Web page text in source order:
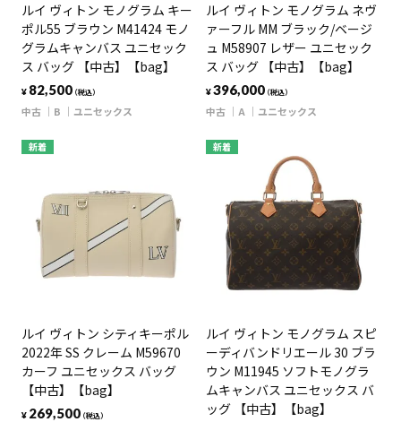
ルイ ヴィトン モノグラム キー
ポル55 ブラウン M41424 モノ
グラムキャンバス ユニセック
ス バッグ 【中古】【bag】
¥ 82,500（税込）
中古 B ユニセックス
ルイ ヴィトン モノグラム ネヴ
ァーフル MM ブラック/ベージ
ュ M58907 レザー ユニセック
ス バッグ 【中古】【bag】
¥396,000（税込）
中古 A ユニセックス
新着
ルイ ヴィトン シティキーポル
2022年 SS クレーム M59670
カーフ ユニセックス バッグ
【中古】【bag】
¥ 269,500（税込）
新着
ルイ ヴィトン モノグラム スピ
ーディバンドリエール 30 ブラ
ウン M11945 ソフトモノグラ
ムキャンバス ユニセックス バ
ッグ 【中古】【bag】